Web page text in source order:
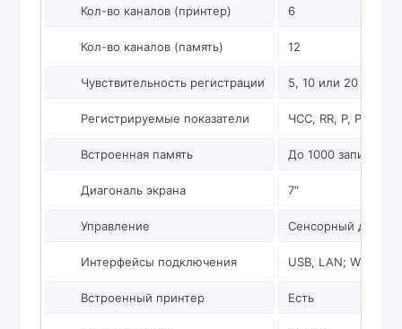
Кол-во каналов (принтер) 6
Кол-во каналов (память) 12
Чувствительность регистрации 5, 10 или 20 мм/мВ
Регистрируемые показатели ЧСС, RR, P, PQ, QT,
Встроенная память До 1000 записей
Диагональ экрана 7″
Управление Сенсорный
Интерфейсы подключения USB, LAN; Wi-Fi
Встроенный принтер Есть